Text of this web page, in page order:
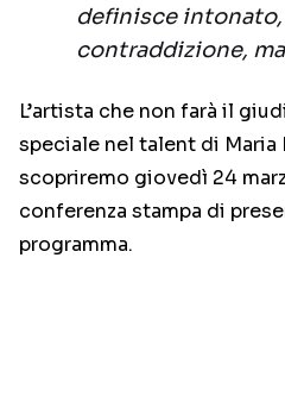
definisce
contraddizione,
L’artista che non farà il
speciale nel talent di Maria
scopriremo giovedì 24
conferenza stampa di
programma.